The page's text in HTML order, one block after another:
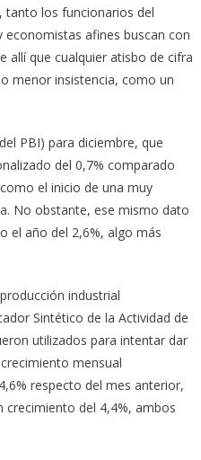
tanto los funcionarios del
afines buscan con
allí que cualquier atisbo de cifra
menor insistencia, como un
PBI) para diciembre, que
del 0,7% comparado
el inicio de una muy
No obstante, ese mismo dato
el año del 2,6%, algo más
industrial
Sintético de la Actividad de
utilizados para intentar dar
mensual
respecto del mes anterior,
crecimiento del 4,4%, ambos